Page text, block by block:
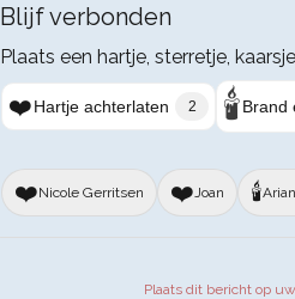
Blijf verbonden
Plaats een hartje, sterretje,
❤️Hartje achterlaten 2 🕯️Brand
❤️Nicole Gerritsen ❤️ Joan 🕯️
Plaats dit bericht op